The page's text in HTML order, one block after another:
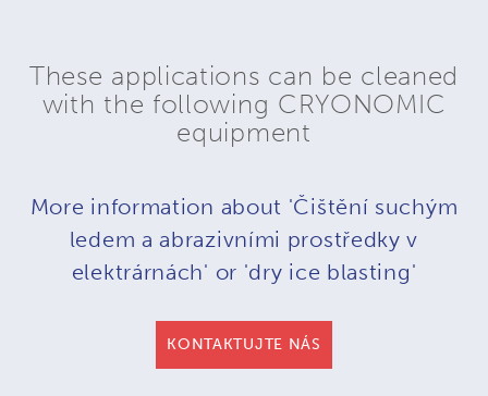
These applications can be cleaned
with the following CRYONOMIC
equipment
More information about 'Čištění suchým
ledem a abrazivními prostředky v
elektrárnách' or 'dry ice blasting'
KONTAKTUJTE NÁS